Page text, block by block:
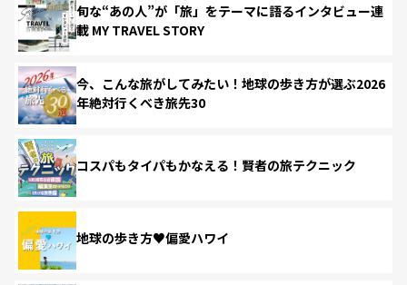
旬な“あの人”が「旅」をテーマに語るインタビュー連
載 MY TRAVEL STORY
今、こんな旅がしてみたい！地球の歩き方が選ぶ2026
年絶対行くべき旅先30
コスパもタイパもかなえる！賢者の旅テクニック
地球の歩き方♥偏愛ハワイ